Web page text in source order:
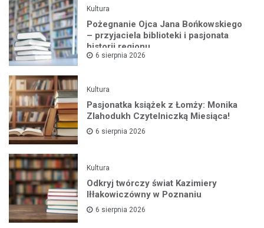
Kultura
Pożegnanie Ojca Jana Bońkowskiego
– przyjaciela biblioteki i pasjonata
historii regionu
6 sierpnia 2026
Kultura
Pasjonatka książek z Łomży: Monika
Zlahodukh Czytelniczką Miesiąca!
6 sierpnia 2026
Kultura
Odkryj twórczy świat Kazimiery
Iłłakowiczówny w Poznaniu
6 sierpnia 2026